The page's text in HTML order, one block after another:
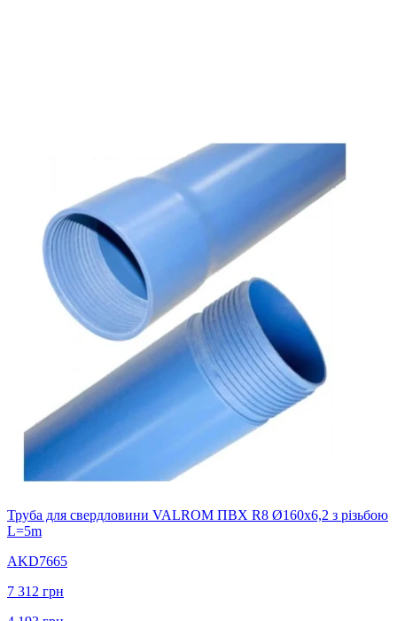
Труба для свердловини VALROM ПВХ R8 Ø160x6,2 з різьбою
L=5m
AKD7665
7 312 грн